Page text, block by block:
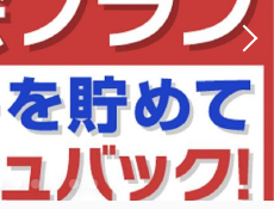
大人 1
室
税・手数料込
合計 11,490円
詳細 今すぐ予約